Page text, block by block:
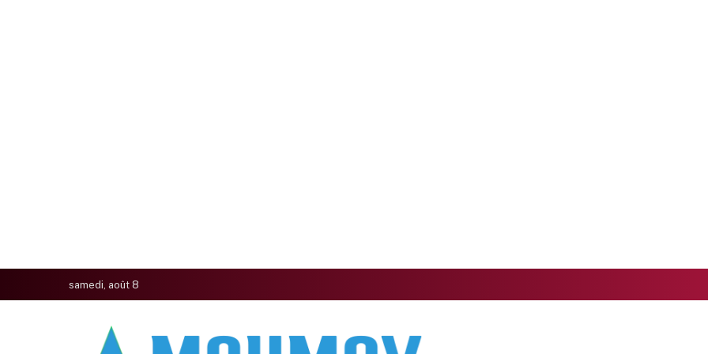
samedi, août 8